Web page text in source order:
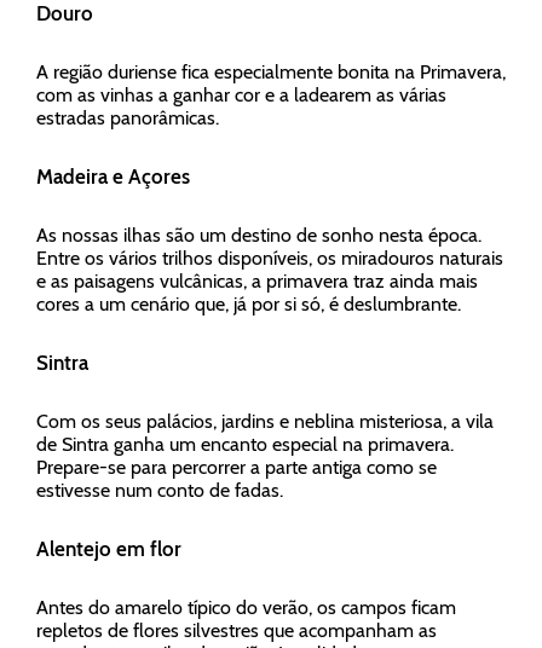
Douro
A região duriense fica especialmente bonita na Primavera,
com as vinhas a ganhar cor e a ladearem as várias
estradas panorâmicas.
Madeira e Açores
As nossas ilhas são um destino de sonho nesta época.
Entre os vários trilhos disponíveis, os miradouros naturais
e as paisagens vulcânicas, a primavera traz ainda mais
cores a um cenário que, já por si só, é deslumbrante.
Sintra
Com os seus palácios, jardins e neblina misteriosa, a vila
de Sintra ganha um encanto especial na primavera.
Prepare-se para percorrer a parte antiga como se
estivesse num conto de fadas.
Alentejo em flor
Antes do amarelo típico do verão, os campos ficam
repletos de flores silvestres que acompanham as